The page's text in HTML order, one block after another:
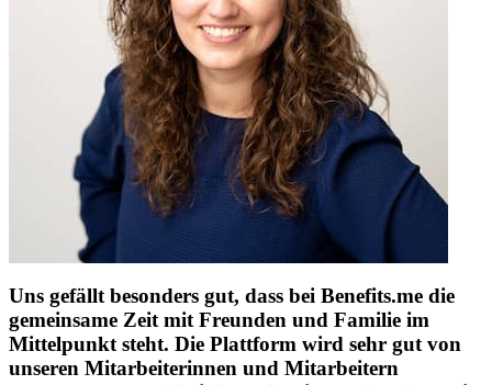
Uns gefällt besonders gut, dass bei Benefits.me die
gemeinsame Zeit mit Freunden und Familie im
Mittelpunkt steht. Die Plattform wird sehr gut von
unseren Mitarbeiterinnen und Mitarbeitern